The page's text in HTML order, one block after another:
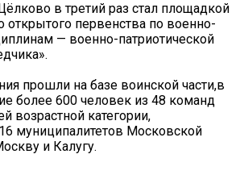
в третий раз стал площадкой
открытого первенства по военно-
— военно-патриотической
прошли на базе воинской части,в
более 600 человек из 48 команд
возрастной категории,
муниципалитетов Московской
и Калугу.